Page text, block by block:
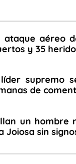
ataque aéreo
y 35
supremo
de
un hombre
Joiosa sin